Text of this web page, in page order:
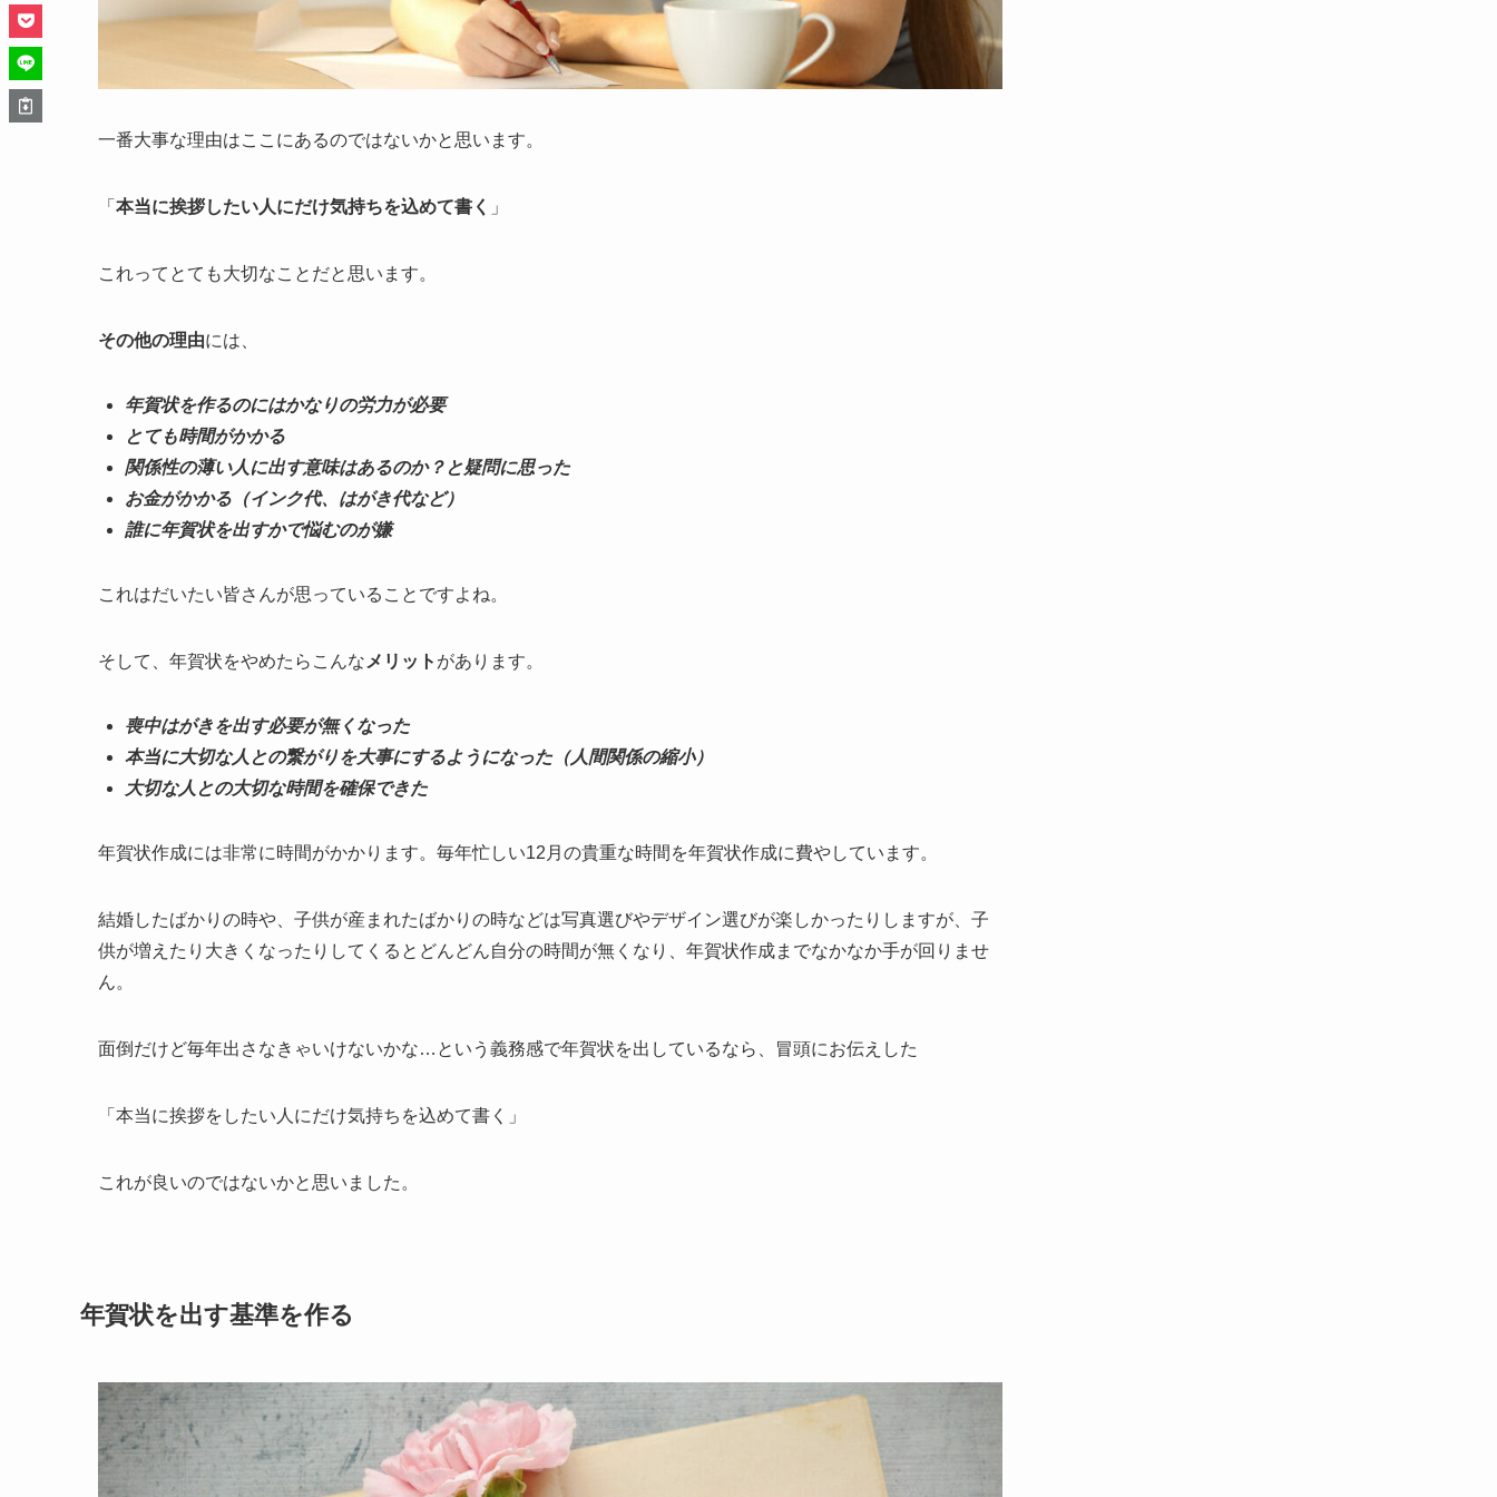
一番大事な理由はここにあるのではないかと思います。
「 本当に挨拶したい人にだけ気持ちを込めて書く 」
これってとても大切なことだと思います。
その他の理由には、
年賀状を作るのにはかなりの労力が必要
とても時間がかかる
関係性の薄い人に出す意味はあるのか？と疑問に思った
お金がかかる（インク代、はがき代など）
誰に年賀状を出すかで悩むのが嫌
これはだいたい皆さんが思っていることですよね。
そして、年賀状をやめたらこんな メリット があります。
喪中はがきを出す必要が無くなった
本当に大切な人との繋がりを大事にするようになった（人間関係の縮小）
大切な人との大切な時間を確保できた
年賀状作成には非常に時間がかかります。毎年忙しい12月の貴重な時間を年賀状作成に費やしています。
結婚したばかりの時や、子供が産まれたばかりの時などは写真選びやデザイン選びが楽しかったりしますが、子
供が増えたり大きくなったりしてくるとどんどん自分の時間が無くなり、年賀状作成までなかなか手が回りませ
ん。
面倒だけど毎年出さなきゃいけないかな…という義務感で年賀状を出しているなら、冒頭にお伝えした
「本当に挨拶をしたい人にだけ気持ちを込めて書く」
これが良いのではないかと思いました。
年賀状を出す基準を作る